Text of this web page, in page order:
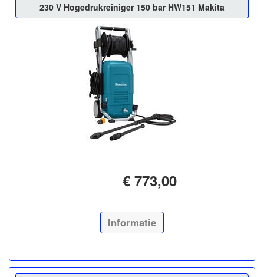
230 V Hogedrukreiniger 150 bar HW151 Makita
€ 773,00
Informatie